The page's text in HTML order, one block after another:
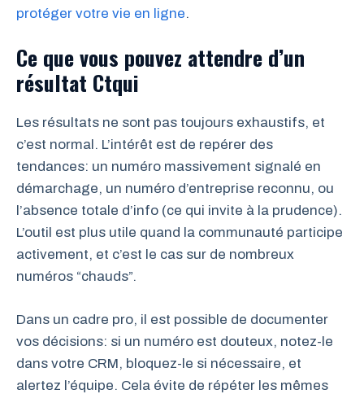
protéger votre vie en ligne.
Ce que vous pouvez attendre d’un
résultat Ctqui
Les résultats ne sont pas toujours exhaustifs, et
c’est normal. L’intérêt est de repérer des
tendances: un numéro massivement signalé en
démarchage, un numéro d’entreprise reconnu, ou
l’absence totale d’info (ce qui invite à la prudence).
L’outil est plus utile quand la communauté participe
activement, et c’est le cas sur de nombreux
numéros “chauds”.
Dans un cadre pro, il est possible de documenter
vos décisions: si un numéro est douteux, notez-le
dans votre CRM, bloquez-le si nécessaire, et
alertez l’équipe. Cela évite de répéter les mêmes